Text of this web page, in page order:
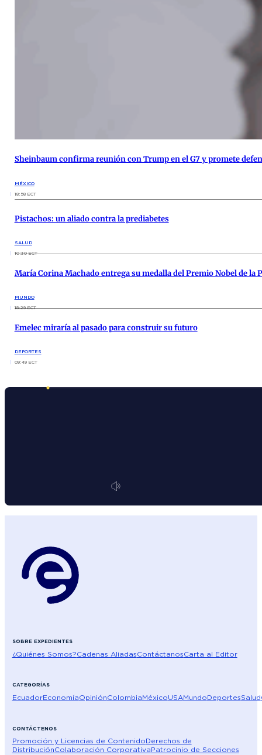
Sheinbaum confirma reunión con Trump en el G7 y promete
MÉXICO
18:58 ECT
Pistachos: un aliado contra la prediabetes
SALUD
10:30 ECT
María Corina Machado entrega su medalla del Premio Nobel de
MUNDO
18:29 ECT
Emelec miraría al pasado para construir su futuro
DEPORTES
09:49 ECT
SOBRE EXPEDIENTES
¿Quiénes Somos?Cadenas AliadasContáctanosCarta al Editor
CATEGORÍAS
EcuadorEconomíaOpiniónColombiaMéxicoUSAMundoDeportesSalud
CONTÁCTENOS
Promoción y Licencias de ContenidoDerechos de
DistribuciónColaboración CorporativaPatrocinio de Secciones